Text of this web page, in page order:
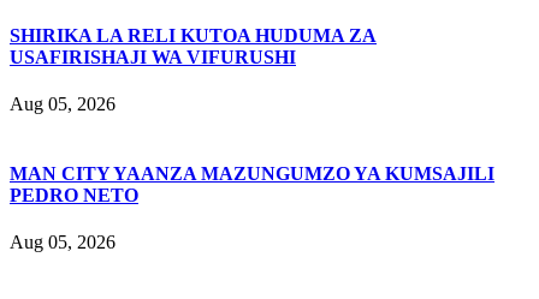
SHIRIKA LA RELI KUTOA HUDUMA ZA
USAFIRISHAJI WA VIFURUSHI
Aug 05, 2026
MAN CITY YAANZA MAZUNGUMZO YA KUMSAJILI
PEDRO NETO
Aug 05, 2026